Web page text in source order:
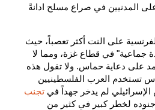
على المدنيين في صراع مسلح ادانةً
على النت أكثر تعصباً، حيث
جماعية" في قطاع غزة، ومما لا
على دعاية حماس. ولا تقول هذه
تستخدم العرب الفلسطينيين
لم يدخر جهداً في تجنب
لخطر كبير في كثير من